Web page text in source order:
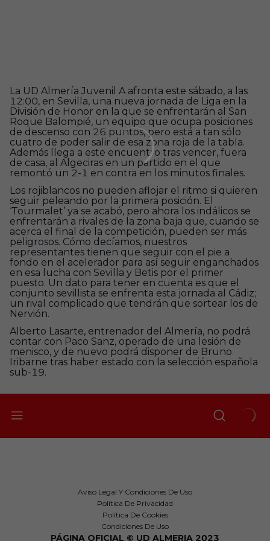
La UD Almería Juvenil A afronta este sábado, a las
12:00, en Sevilla, una nueva jornada de Liga en la
División de Honor en la que se enfrentarán al San
Roque Balompié, un equipo que ocupa posiciones
de descenso con 26 puntos, pero está a tan sólo
cuatro de poder salir de esa zona roja de la tabla.
Además llega a este encuentro tras vencer, fuera
de casa, al Algeciras en un partido en el que
remontó un 2-1 en contra en los minutos finales.
Los rojiblancos no pueden aflojar el ritmo si quieren
seguir peleando por la primera posición. El
‘Tourmalet’ ya se acabó, pero ahora los indálicos se
enfrentarán a rivales de la zona baja que, cuando se
acerca el final de la competición, pueden ser más
peligrosos. Cómo decíamos, nuestros
representantes tienen que seguir con el pie a
fondo en el acelerador para así seguir enganchados
en esa lucha con Sevilla y Betis por el primer
puesto. Un dato para tener en cuenta es que el
conjunto sevillista se enfrenta esta jornada al Cádiz;
un rival complicado que tendrán que sortear los de
Nervión.
Alberto Lasarte, entrenador del Almería, no podrá
contar con Paco Sanz, operado de una lesión de
menisco, y de nuevo podrá disponer de Bruno
Iribarne tras haber estado con la selección española
sub-19.
Aviso Legal Y Condiciones De Uso
Política De Privacidad
Política De Cookies
Condiciones De Uso
PÁGINA OFICIAL © UD ALMERIA 2023